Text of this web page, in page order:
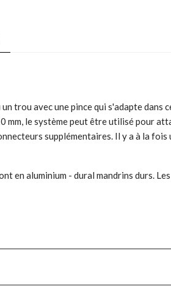
trou avec une pince qui s'adapte dans
le système peut être utilisé pour
supplémentaires. Il y a à la
en aluminium - dural mandrins durs.